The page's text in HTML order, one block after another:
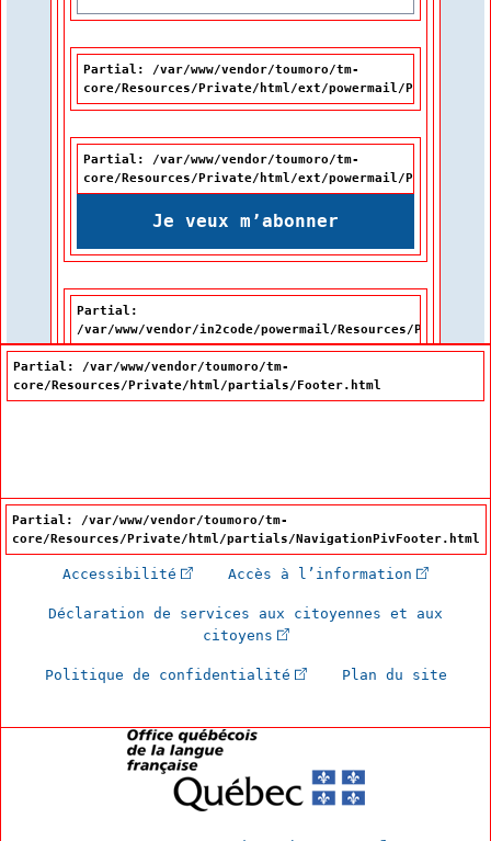
Partial: /var/www/vendor/toumoro/tm-
core/Resources/Private/html/ext/powermail/Partials/
Partial: /var/www/vendor/toumoro/tm-
core/Resources/Private/html/ext/powermail/Partials/
Je veux m’abonner
Partial:
/var/www/vendor/in2code/powermail/Resources/Private/
Partial: /var/www/vendor/toumoro/tm-
core/Resources/Private/html/partials/Footer.html
Partial: /var/www/vendor/toumoro/tm-
core/Resources/Private/html/partials/NavigationPivFooter.html
Accessibilité (Cet hyperlien externe s'ouvrira
Accès à l’information (Cet
Déclaration de services aux citoyennes et aux
citoyens(Cet hyperlien externe
Politique de confidentialité(Cet hyperlien
Plan du site